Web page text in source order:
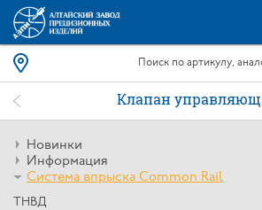
Клапан
Новинки
Информация
Система впрыска Common Rail
ТНВД